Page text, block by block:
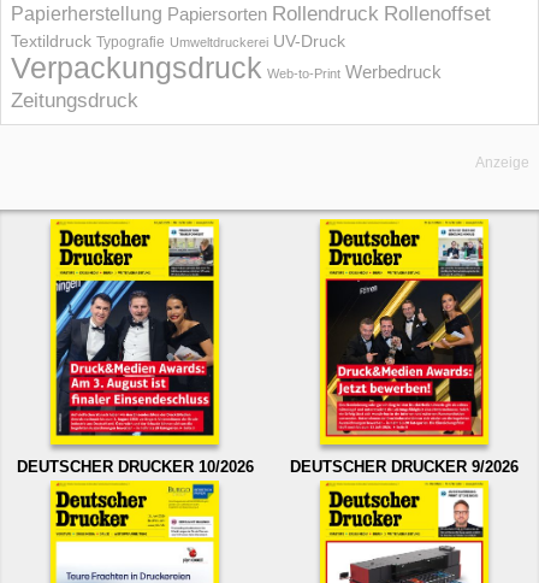
Papierherstellung Papiersorten Rollendruck Rollenoffset
Textildruck Typografie Umweltdruckerei UV-Druck
Verpackungsdruck Web-to-Print Werbedruck
Zeitungsdruck
Anzeige
DEUTSCHER DRUCKER 10/2026 DEUTSCHER DRUCKER 9/2026